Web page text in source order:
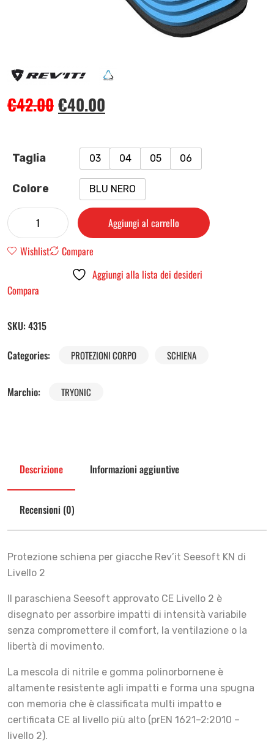
€42.00€40.00
Taglia 03 04 05 06
Colore BLU NERO
Aggiungi al carrello
Wishlist
Compare
Aggiungi alla lista dei desideri
Compara
SKU: 4315
Categories:
PROTEZIONI CORPO SCHIENA
Marchio: TRYONIC
Descrizione Informazioni aggiuntive
Recensioni (0)
Protezione schiena per giacche Rev’it Seesoft KN di
Livello 2
Il paraschiena Seesoft approvato CE Livello 2 è
disegnato per assorbire impatti di intensità variabile
senza compromettere il comfort, la ventilazione o la
libertà di movimento.
La mescola di nitrile e gomma polinorbornene è
altamente resistente agli impatti e forma una spugna
con memoria che è classificata multi impatto e
certificata CE al livello più alto (prEN 1621–2:2010 –
livello 2).